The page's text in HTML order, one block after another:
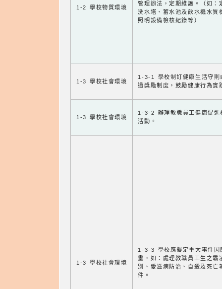
1-2 學校物質環境
管理辦法，定期維護。（如：
洗水塔、蓄水池及飲水機水質
照明設備檢核紀錄等）
1-3 學校社會環境
1-3-1 學校制訂健康生活守則
過獎勵制度，鼓勵健康行為實
1-3 學校社會環境
1-3-2 辦理教職員工健康促進
活動。
1-3 學校社會環境
1-3-3 學校應擬定重大事件因
畫，如：處理教職員工生之霸
別、愛滋病防治、自殺及死亡
件。